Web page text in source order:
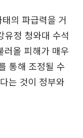
의 파급력을 거
유정 청와대 수석
러올 피해가 매우
통해 조정될 수
는 것이 정부와